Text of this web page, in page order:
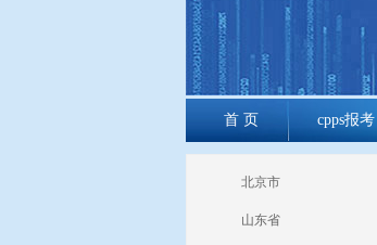
首 页 cpps报考
cppm报考常见
问题
北京市
山东省